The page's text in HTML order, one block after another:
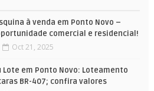
à venda em Ponto Novo –
comercial e residencial!
Oct 21, 2025
Lote em Ponto Novo: Loteamento
BR-407; confira valores